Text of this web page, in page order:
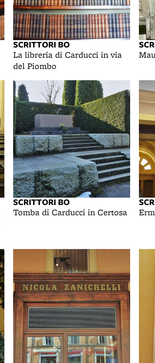
SCRITTORI BO
La libreria di Carducci in via
del Piombo
SCRITTORI BO
Tomba di Carducci in Certosa